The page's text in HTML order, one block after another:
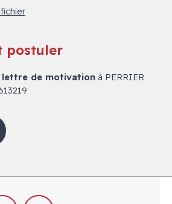
postuler
lettre de motivation à PERRIER